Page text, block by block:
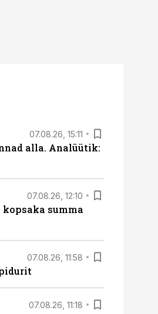
07.08.26, 15:11
alla. Analüütik:
07.08.26, 12:10
kopsaka summa
07.08.26, 11:58
07.08.26, 11:18